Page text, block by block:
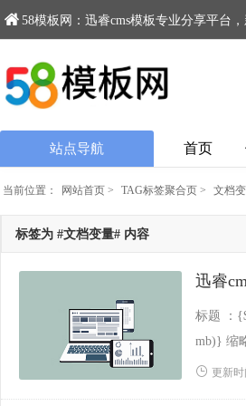
58模板网：迅睿cms模板专业分享平台
站点导航 首页
当前位置： 网站首页 > TAG标签聚合页 > 文档
标签为 #文档变量# 内容
迅睿
标题 ：
mb)} 缩
更新时